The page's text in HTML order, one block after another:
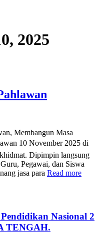
2025
Membangun Masa
10 November 2025 di
Dipimpin langsung
Pegawai, dan Siswa
jasa para Read more
Nasional 2
TENGAH.